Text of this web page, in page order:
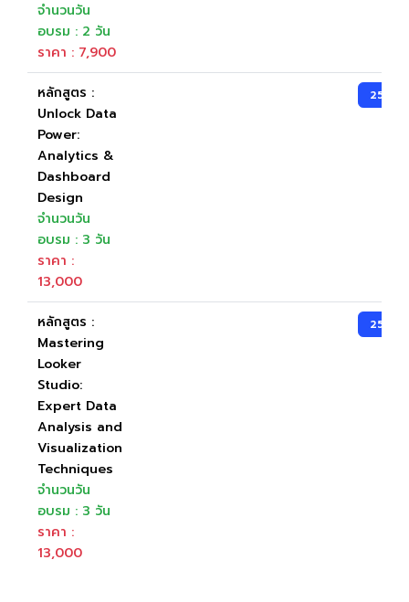
จำนวนวัน
อบรม : 2 วัน
ราคา : 7,900
หลักสูตร :
Unlock Data
Power:
Analytics &
Dashboard
Design
จำนวนวัน
อบรม : 3 วัน
ราคา :
13,000
25-27
หลักสูตร :
Mastering
Looker
Studio:
Expert Data
Analysis and
Visualization
Techniques
จำนวนวัน
อบรม : 3 วัน
ราคา :
13,000
25-27